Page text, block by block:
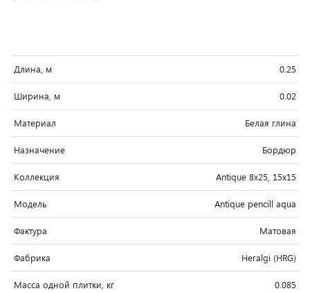
Длина, м 0.25
Ширина, м 0.02
Материал Белая глина
Назначение Бордюр
Коллекция Antique 8x25, 15x15
Модель Antique pencill aqua
Фактура Матовая
Фабрика Heralgi (HRG)
Масса одной плитки, кг 0.085